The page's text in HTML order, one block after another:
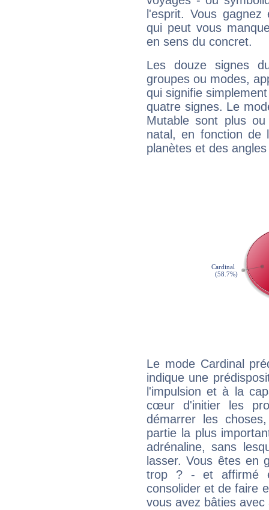
l'esprit. Vous
qui peut vous
en sens du concret.
Les douze signes
groupes ou modes,
qui signifie
quatre signes. Le
Mutable sont plus
natal, en fonction de
planètes et des
Le mode Cardinal
indique une
l'impulsion et à la
cœur d'initier les
démarrer les
partie la plus
adrénaline, sans
lasser. Vous êtes en
trop ? - et affirmé
consolider et de faire
vous avez bâties avec